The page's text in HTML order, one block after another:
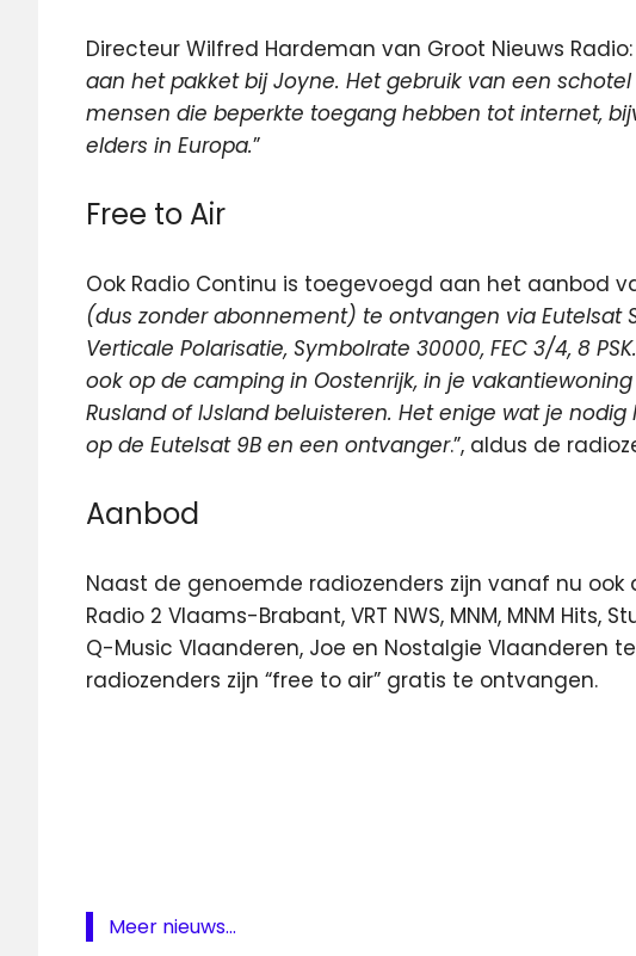
Directeur Wilfred Hardeman van Groot Nieuws Radio:
aan het pakket bij Joyne. Het gebruik van een
mensen die beperkte toegang hebben tot internet,
elders in Europa.”
Free to Air
Ook Radio Continu is toegevoegd aan het aanbod
(dus zonder abonnement) te ontvangen via Eutelsat
Verticale Polarisatie, Symbolrate 30000, FEC 3/4, 8
ook op de camping in Oostenrijk, in je
Rusland of IJsland beluisteren. Het enige wat je
op de Eutelsat 9B en een ontvanger.”, aldus de
Aanbod
Naast de genoemde radiozenders zijn vanaf nu ook
Radio 2 Vlaams-Brabant, VRT NWS, MNM, MNM Hits,
Q-Music Vlaanderen, Joe en Nostalgie Vlaanderen
radiozenders zijn “free to air” gratis te ontvangen.
Continu
Meer nieuws...